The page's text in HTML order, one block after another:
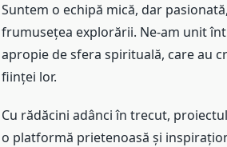
Suntem o echipă mică, dar
frumusețea explorării. Ne-am unit
apropie de sfera spirituală, care au
ființei lor.
Cu rădăcini adânci în trecut,
o platformă prietenoasă și